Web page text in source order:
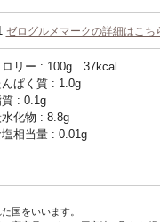
ゼログルメマークの詳細はこち
ロリー : 100g 37kcal
んぱく質 : 1.0g
質 : 0.1g
化物 : 8.8g
相当量 : 0.01g
国をいいます。